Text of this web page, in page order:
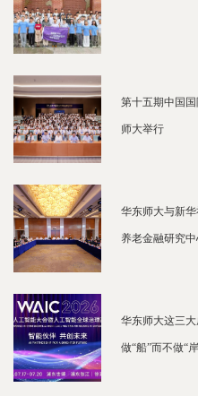
第十五期中国
师大举行
华东师大与新
养老金融研究
华东师大这三
做“船”而不做“